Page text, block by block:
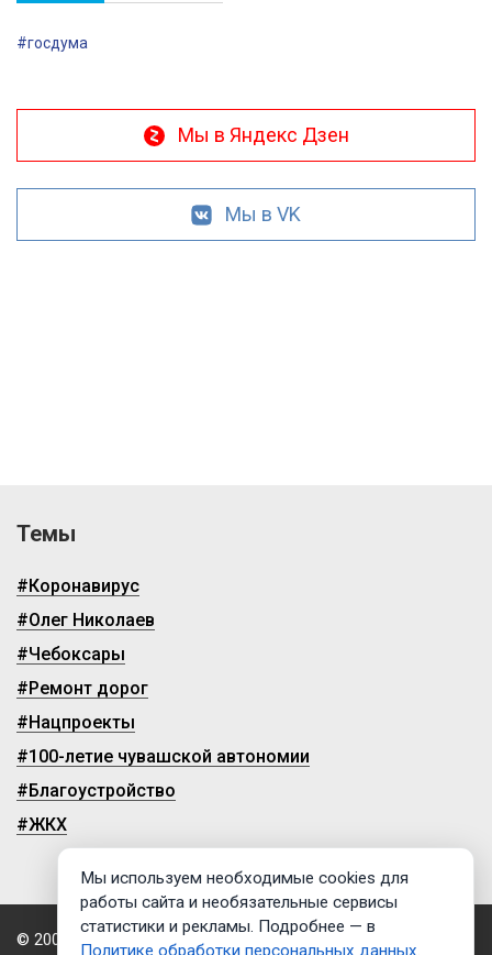
#госдума
Мы в Яндекс Дзен
Мы в VK
Темы
#Коронавирус
#Олег Николаев
#Чебоксары
#Ремонт дорог
#Нацпроекты
#100-летие чувашской автономии
#Благоустройство
#ЖКХ
© 2009-2026, ГТРК «Чувашия»
Мы используем необходимые cookies для
работы сайта и необязательные сервисы
статистики и рекламы. Подробнее — в
Политике обработки персональных данных